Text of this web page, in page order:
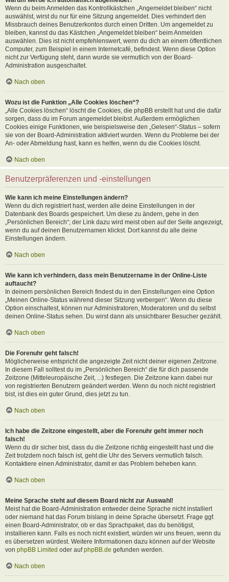
Wenn du beim Anmelden das Kontrollkästchen „Angemeldet bleiben“ nicht
auswählst, wirst du nur für eine Sitzung angemeldet. Dies verhindert den
Missbrauch deines Benutzerkontos durch einen Dritten. Um angemeldet zu
bleiben, kannst du das Kästchen „Angemeldet bleiben“ beim Anmelden
auswählen. Dies ist nicht empfehlenswert, wenn du dich an einem öffentlichen
Computer, zum Beispiel in einem Internetcafé, befindest. Wenn diese Option
nicht zur Verfügung steht, dann wurde sie vermutlich von der Board-
Administration ausgeschaltet.
Nach oben
Wozu ist die Funktion „Alle Cookies löschen“?
„Alle Cookies löschen“ löscht die Cookies, die phpBB erstellt hat und die dafür
sorgen, dass du im Forum angemeldet bleibst. Außerdem ermöglichen
Cookies einige Funktionen, wie beispielsweise den „Gelesen“-Status – sofern
sie von der Board-Administration aktiviert wurden. Wenn du Probleme bei der
An- oder Abmeldung hast, kann es helfen, wenn du die Cookies löscht.
Nach oben
Benutzerpräferenzen und -einstellungen
Wie kann ich meine Einstellungen ändern?
Wenn du dich registriert hast, werden alle deine Einstellungen in der
Datenbank des Boards gespeichert. Um diese zu ändern, gehe in den
„Persönlichen Bereich“; der Link dazu wird meist oben auf der Seite angezeigt,
wenn du auf deinen Benutzernamen klickst. Dort kannst du alle deine
Einstellungen ändern.
Nach oben
Wie kann ich verhindern, dass mein Benutzername in der Online-Liste
auftaucht?
In deinem persönlichen Bereich findest du in den Einstellungen eine Option
„Meinen Online-Status während dieser Sitzung verbergen“. Wenn du diese
Option einschaltest, können nur Administratoren, Moderatoren und du selbst
deinen Online-Status sehen. Du wirst dann als unsichtbarer Besucher gezählt.
Nach oben
Die Forenuhr geht falsch!
Möglicherweise entspricht die angezeigte Zeit nicht deiner eigenen Zeitzone.
In diesem Fall solltest du im „Persönlichen Bereich“ die für dich passende
Zeitzone (Mitteleuropäische Zeit, ...) festlegen. Die Zeitzone kann dabei nur
von registrierten Benutzern geändert werden. Wenn du noch nicht registriert
bist, ist dies ein guter Grund, dies jetzt zu tun.
Nach oben
Ich habe die Zeitzone eingestellt, aber die Forenuhr geht immer noch
falsch!
Wenn du dir sicher bist, dass du die Zeitzone richtig eingestellt hast und die
Zeit trotzdem noch falsch ist, geht die Uhr des Servers vermutlich falsch.
Kontaktiere einen Administrator, damit er das Problem beheben kann.
Nach oben
Meine Sprache steht auf diesem Board nicht zur Auswahl!
Meist hat die Board-Administration entweder deine Sprache nicht installiert
oder niemand hat das Forum bislang in deine Sprache übersetzt. Frage ggf.
einen Board-Administrator, ob er das Sprachpaket, das du benötigst,
installieren kann. Falls es noch nicht existiert, würden wir uns freuen, wenn du
es übersetzen würdest. Weitere Informationen dazu können auf der Website
von phpBB Limited oder aufphpBB.de gefunden werden.
Nach oben